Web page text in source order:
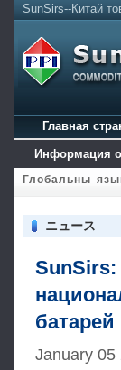
SunSirs--Китай
Главная
Информация
Глобальны
ニュース
батарей
January